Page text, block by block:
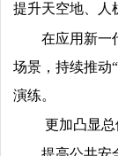
提升天空地、人
在应用新一
场景，持续推动
演练。
更加凸显